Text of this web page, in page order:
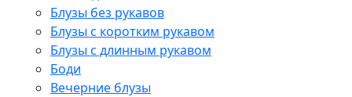
Блузы без рукавов
Блузы с коротким рукавом
Блузы с длинным рукавом
Боди
Вечерние блузы